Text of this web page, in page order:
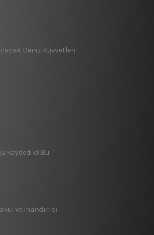
Deniz Kuvvetleri
kaydedildi.Bu
ve inandırıcı